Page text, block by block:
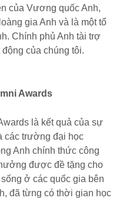
của Vương quốc Anh,
gia Anh và là một tổ
Chính phủ Anh tài trợ
của chúng tôi.
Awards
là kết quả của sự
các trường đại học
Anh chính thức công
được đề tặng cho
ở các quốc gia bên
đã từng có thời gian học